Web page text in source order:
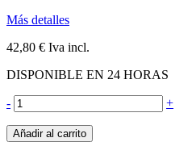
Más detalles
42,80 € Iva incl.
DISPONIBLE EN 24 HORAS
- +
Añadir al carrito